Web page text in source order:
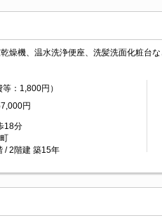
：1,800円）
円
18分
/ 2階建 築15年